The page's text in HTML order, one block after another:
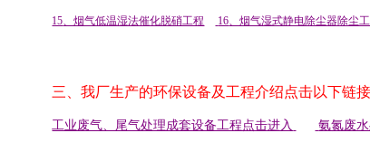
15、烟气低温湿法催化脱硝工程 16、烟气湿式静电除尘器除尘
三、我厂生产的环保设备及工程介绍点击以下链
工业废气、尾气处理成套设备工程点击进入 氨氮废